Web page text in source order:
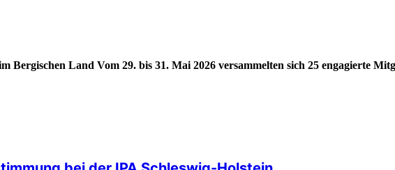
Bergischen Land Vom 29. bis 31. Mai 2026 versammelten sich 25 engagierte